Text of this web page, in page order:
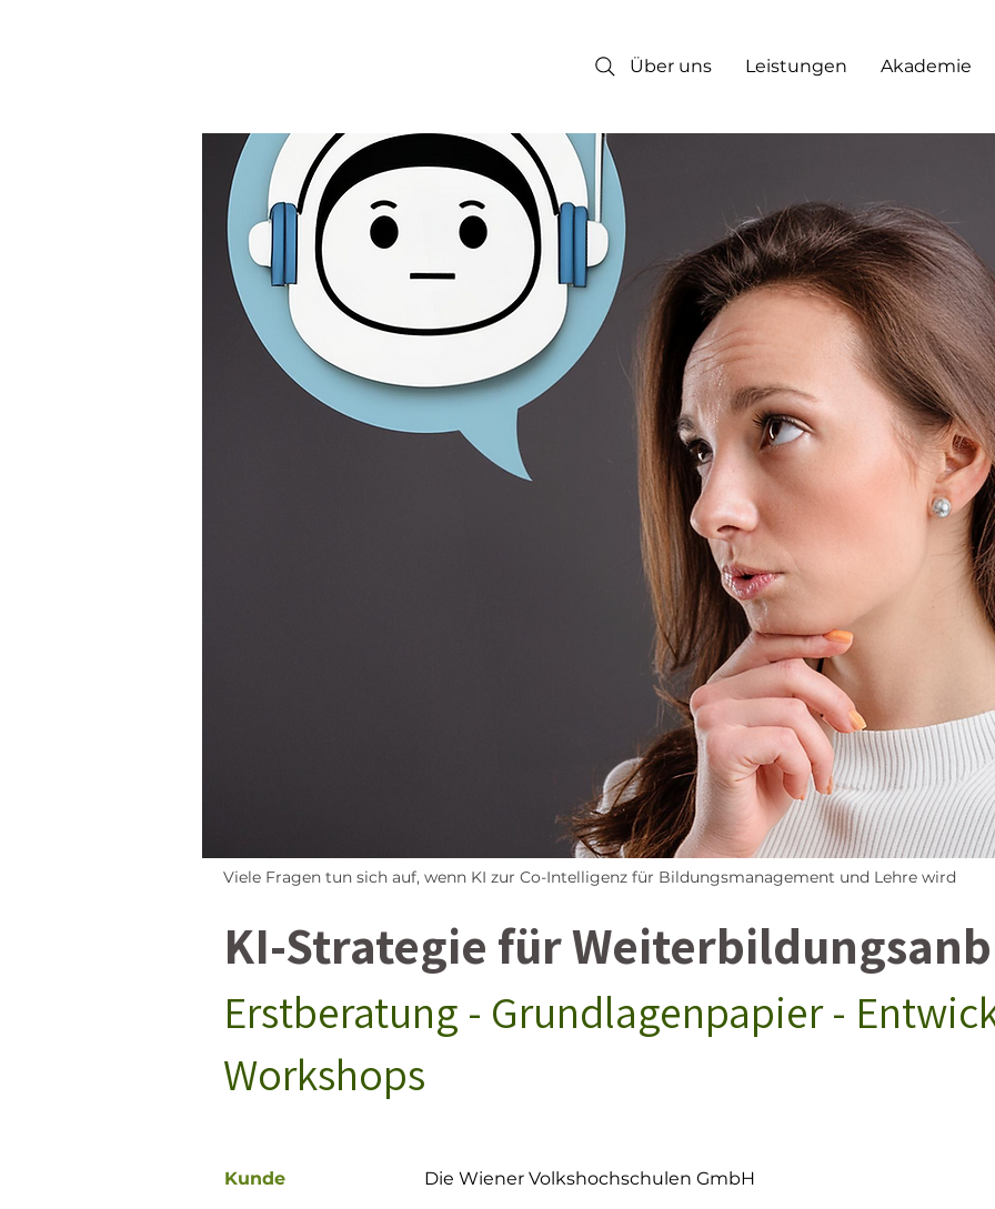
Über uns Leistungen Akademie
Viele Fragen tun sich auf, wenn KI zur Co-Intelligenz für Bildungsmanagement und Lehre wird
KI-Strategie für
Erstberatung - Grundlagenpapier -
Workshops
Kunde Die Wiener Volkshochschulen GmbH